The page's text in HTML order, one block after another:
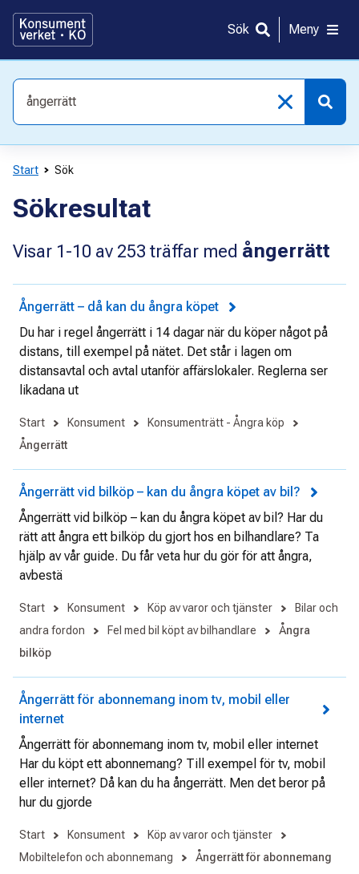
direkt
innehållet
Sök Meny
Vad
söker
efter?
Start Sök
Sökresultat
Visar 1-10 av 253 träffar med ångerrätt
Ångerrätt – då kan du ångra köpet
Du har i regel ångerrätt i 14 dagar när du köper något på
distans, till exempel på nätet. Det står i lagen om
distansavtal och avtal utanför affärslokaler. Reglerna ser
likadana ut
Start Konsument
Konsumenträtt - Ångra köp
Ångerrätt
Ångerrätt vid bilköp – kan du ångra köpet av bil?
Ångerrätt vid bilköp – kan du ångra köpet av bil? Har du
rätt att ångra ett bilköp du gjort hos en bilhandlare? Ta
hjälp av vår guide. Du får veta hur du gör för att ångra,
avbestä
Start Konsument Köp av varor och tjänster
Bilar och
andra fordon
Fel med bil köpt av bilhandlare
Ångra
bilköp
Ångerrätt för abonnemang inom tv, mobil eller
internet
Ångerrätt för abonnemang inom tv, mobil eller internet
Har du köpt ett abonnemang? Till exempel för tv, mobil
eller internet? Då kan du ha ångerrätt. Men det beror på
hur du gjorde
Start Konsument
Köp av varor och tjänster
Mobiltelefon och abonnemang
Ångerrätt för abonnemang